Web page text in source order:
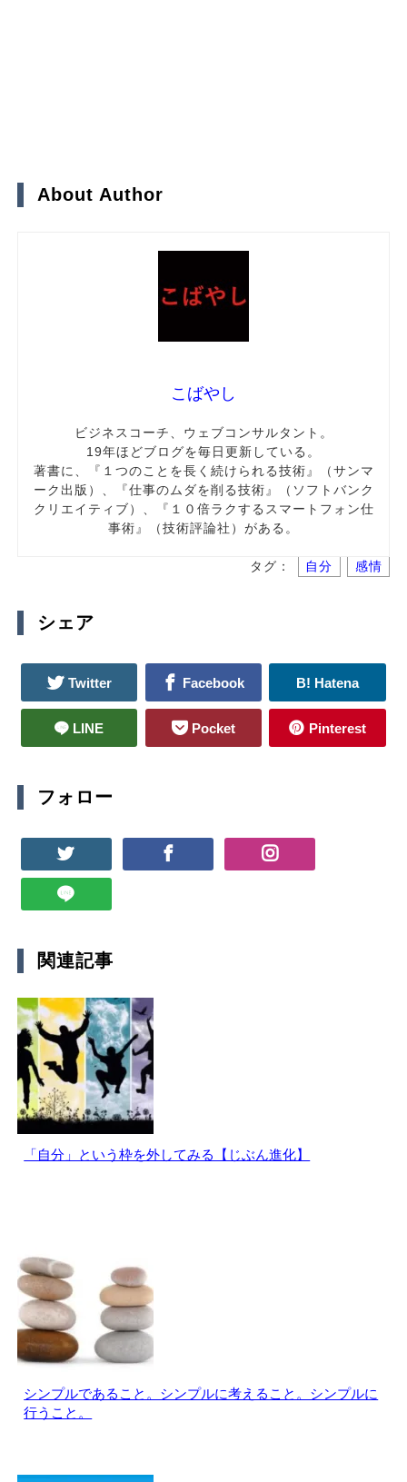
About Author
こばやし
ビジネスコーチ、ウェブコンサルタント。
19年ほどブログを毎日更新している。
著書に、『１つのことを長く続けられる技術』（サンマ
ーク出版）、『仕事のムダを削る技術』（ソフトバンク
クリエイティブ）、『１０倍ラクするスマートフォン仕
事術』（技術評論社）がある。
タグ： 自分 感情
シェア
Twitter Facebook B! Hatena
LINE Pocket Pinterest
フォロー
関連記事
「自分」という枠を外してみる【じぶん進化】
シンプルであること。シンプルに考えること。シンプルに
行うこと。